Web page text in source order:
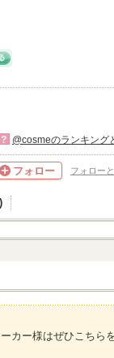
? @cosmeのランキング
フォロー フォロー
カー様はぜひこちら